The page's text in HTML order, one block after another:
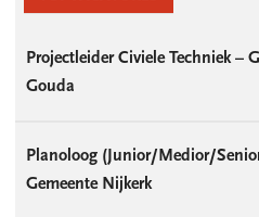
Projectleider Civiele Techniek –
Gouda
Planoloog (Junior/Medior/
Gemeente Nijkerk